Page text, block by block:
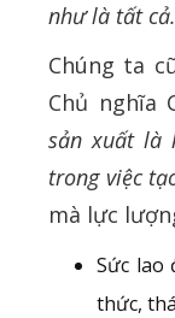
như là tất cả.
Chúng ta
Chủ nghĩa
sản xuất là
trong việc
mà lực
Sức lao
thức,